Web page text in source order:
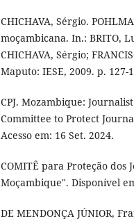
CHICHAVA, Sérgio.
moçambicana. In.: BRITO,
CHICHAVA, Sérgio;
Maputo: IESE, 2009. p. 127-
CPJ. Mozambique:
Committee to Protect
Acesso em: 16 Set. 2024.
COMITÊ para Proteção dos
Moçambique". Disponível
DE MENDONÇA JÚNIOR,